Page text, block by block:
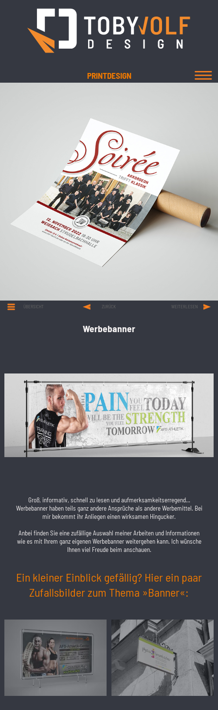
PRINTDESIGN
ÜBERSICHT ZURÜCK WEITERLESEN
Werbebanner
Groß, informativ, schnell zu lesen und aufmerksamkeitserregend...
Werbebanner haben teils ganz andere Ansprüche als andere Werbemittel. Bei
mir bekommt ihr Anliegen einen wirksamen Hingucker.
Anbei finden Sie eine zufällige Auswahl meiner Arbeiten und Informationen
wie es mit Ihrem ganz eigenen Werbebanner weitergehen kann. Ich wünsche
Ihnen viel Freude beim anschauen.
Ein kleiner Einblick gefällig? Hier ein paar
Zufallsbilder zum Thema »Banner«: